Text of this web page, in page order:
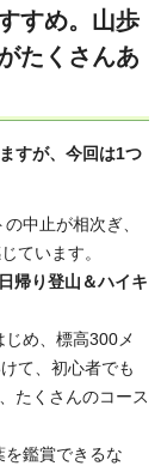
すめ。山歩
たくさんあ
すが、今回は1つ
中止が相次ぎ、
ています。
帰り登山＆ハイキ
め、標高300メ
て、初心者でも
たくさんのコース
鑑賞できるな